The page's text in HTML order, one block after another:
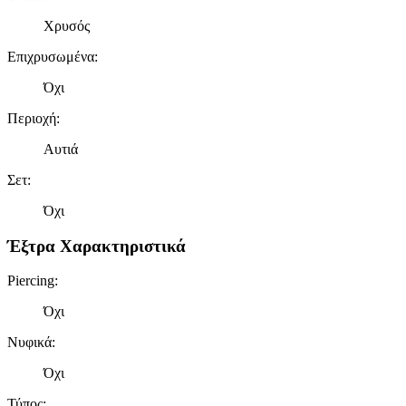
μας και την ανάπτυξη προϊόντων. Επίσης, κοινοποιούμε
τοποθεσίας μας στους συνεργάτες μέσων κοινωνικής
δικτύωσης, διαφημίσεων και ανάλυσης.
Χρυσός
Επιχρυσωμένα:
Όχι
Περιοχή:
Αυτιά
Σετ:
Όχι
Έξτρα Χαρακτηριστικά
Piercing:
Όχι
Νυφικά:
Όχι